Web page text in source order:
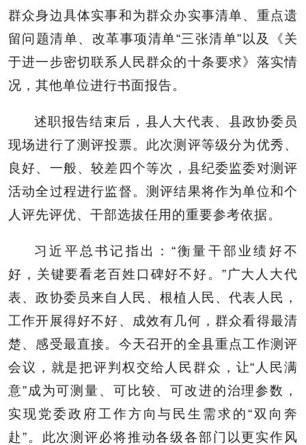
群众身边具体实事和为群众办实事清单、重点遗
留问题清单、改革事项清单“三张清单”以及《关
于进一步密切联系人民群众的十条要求》落实情
况，其他单位进行书面报告。
述职报告结束后，县人大代表、县政协委员
现场进行了测评投票。此次测评等级分为优秀、
良好、一般、较差四个等次，县纪委监委对测评
活动全过程进行监督。测评结果将作为单位和个
人评先评优、 干部选拔任用的重要参考依据。
习近平总书记指出：“衡量干部业绩好不
好，关键要看老百姓口碑好不好。”广大人大代
表、政协委员来自人民、根植人民、代表人民，
工作开展得好不好、成效有几何，群众看得最清
楚、感受最直接。今天召开的全县重点工作测评
会议，就是把评判权交给人民群众，让“人民满
意”成为可测量、可比较、可改进的治理参数，
实现党委政府工作方向与民生需求的“双向奔
赴”。此次测评必将推动各级各部门以更实作风